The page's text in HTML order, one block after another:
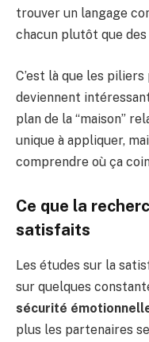
trouver un langage
chacun plutôt que
C’est là que les
deviennent
plan de la “maison”
unique à appliquer,
comprendre où ça
Ce que la
satisfaits
Les études sur la
sur quelques
sécurité
plus les partenaires